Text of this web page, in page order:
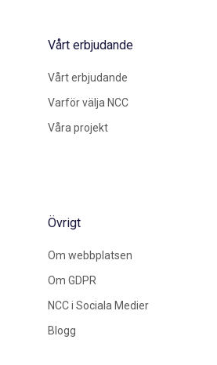
Vårt erbjudande
Vårt erbjudande
Varför välja NCC
Våra projekt
Övrigt
Om webbplatsen
Om GDPR
NCC i Sociala Medier
Blogg